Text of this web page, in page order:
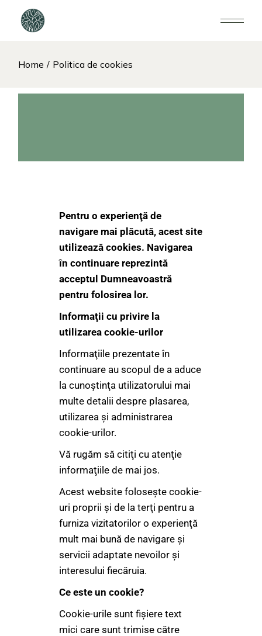
Home Politica de cookies
Pentru o experienţă de
navigare mai plăcută, acest site
utilizează cookies. Navigarea
în continuare reprezintă
acceptul Dumneavoastră
pentru folosirea lor.
Informaţii cu privire la
utilizarea cookie-urilor
Informaţiile prezentate în
continuare au scopul de a aduce
la cunoştinţa utilizatorului mai
multe detalii despre plasarea,
utilizarea şi administrarea
cookie-urilor.
Vă rugăm să citiţi cu atenţie
informaţiile de mai jos.
Acest website foloseşte cookie-
uri proprii şi de la terţi pentru a
furniza vizitatorilor o experienţă
mult mai bună de navigare şi
servicii adaptate nevoilor şi
interesului fiecăruia.
Ce este un cookie?
Cookie-urile sunt fişiere text
mici care sunt trimise către